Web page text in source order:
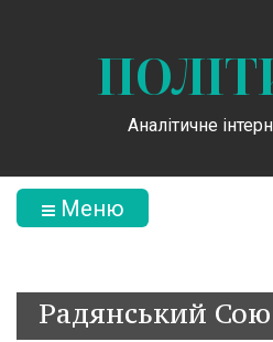
Аналітичне
Меню
Радянський